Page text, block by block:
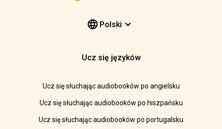
Polski
Ucz się języków
Ucz się słuchając audiobooków po angielsku
Ucz się słuchając audiobooków po hiszpańsku
Ucz się słuchając audiobooków po portugalsku